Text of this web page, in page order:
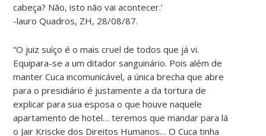
cabeça? Não, isto não vai acontecer.’
-lauro Quadros, ZH, 28/08/87.
“O juiz suíço é o mais cruel de todos que já vi.
Equipara-se a um ditador sanguinário. Pois além de
manter Cuca incomunicável, a única brecha que abre
para o presidiário é justamente a da tortura de
explicar para sua esposa o que houve naquele
apartamento de hotel… teremos que mandar para lá
o Jair Kriscke dos Direitos Humanos… O Cuca tinha